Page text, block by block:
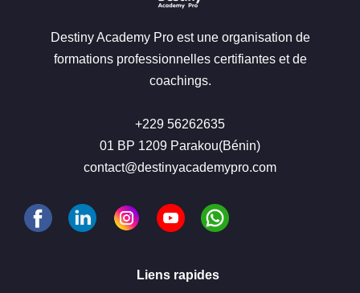
Destiny Academy Pro est une organisation de
formations professionnelles certifiantes et de
coachings.
+229 56262635
01 BP 1209 Parakou(Bénin)
contact@destinyacademypro.com
Liens rapides